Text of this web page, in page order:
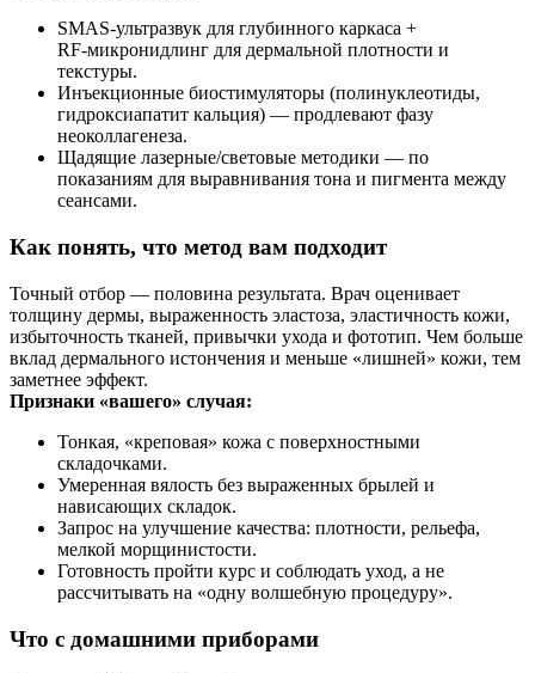
SMAS‑ультразвук для глубинного каркаса +
RF‑микронидлинг для дермальной плотности и
текстуры.
Инъекционные биостимуляторы (полинуклеотиды,
гидроксиапатит кальция) — продлевают фазу
неоколлагенеза.
Щадящие лазерные/световые методики — по
показаниям для выравнивания тона и пигмента между
сеансами.
Как понять, что метод вам подходит
Точный отбор — половина результата. Врач оценивает
толщину дермы, выраженность эластоза, эластичность кожи,
избыточность тканей, привычки ухода и фототип. Чем больше
вклад дермального истончения и меньше «лишней» кожи, тем
заметнее эффект.
Признаки «вашего» случая:
Тонкая, «креповая» кожа с поверхностными
складочками.
Умеренная вялость без выраженных брылей и
нависающих складок.
Запрос на улучшение качества: плотности, рельефа,
мелкой морщинистости.
Готовность пройти курс и соблюдать уход, а не
рассчитывать на «одну волшебную процедуру».
Что с домашними приборами